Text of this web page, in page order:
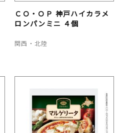
ＣＯ・ＯＰ 神戸ハイカラメ
ロンパンミニ ４個
関西・北陸